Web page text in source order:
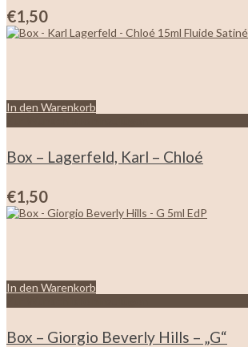
€1,50
In den Warenkorb
Box – Lagerfeld, Karl – Chloé
€1,50
In den Warenkorb
Box – Giorgio Beverly Hills – „G“